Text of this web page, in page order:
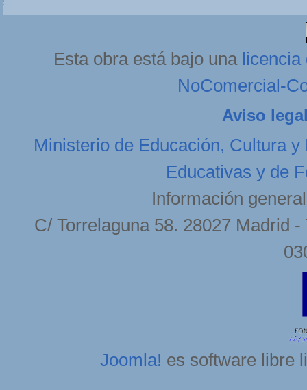
Esta obra está bajo una licencia
NoComercial-
Aviso
Ministerio de Educación, Cultura y
Educativas y de
Información
C/ Torrelaguna 58. 28027 Madrid
Joomla! es software libre